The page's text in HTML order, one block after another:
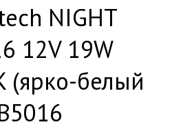
NIGHT
12V 19W
(ярко-белый